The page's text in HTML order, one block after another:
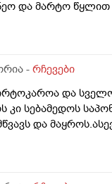
და მარტო წყლით
- რჩევები
და
კი სებამედოს
და